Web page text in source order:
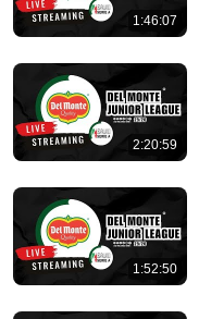
1:46:07
2:20:59
1:52:50